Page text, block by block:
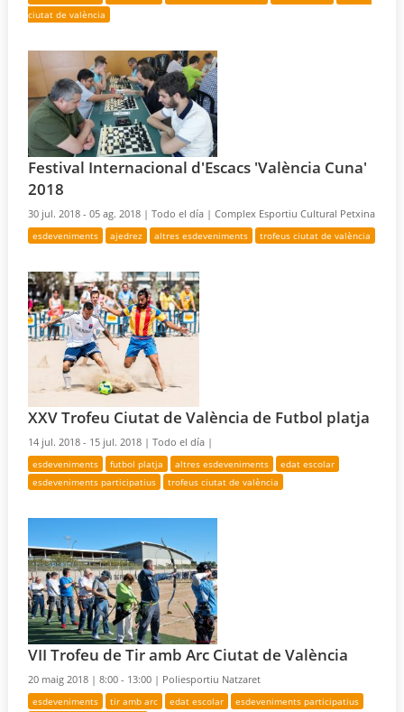
ciutat de valència
Festival Internacional d'Escacs 'València Cuna'
2018
30 jul. 2018 - 05 ag. 2018 |Todo el día |Complex Esportiu Cultural Petxina
esdeveniments ajedrez altres esdeveniments trofeus ciutat de valència
XXV Trofeu Ciutat de València de Futbol platja
14 jul. 2018 - 15 jul. 2018 |Todo el día |
esdeveniments futbol platja altres esdeveniments
edat escolar
esdeveniments participatius
trofeus ciutat de valència
VII Trofeu de Tir amb Arc Ciutat de València
20 maig 2018 |8:00 - 13:00 | Poliesportiu Natzaret
esdeveniments tir amb arc edat escolar
esdeveniments participatius